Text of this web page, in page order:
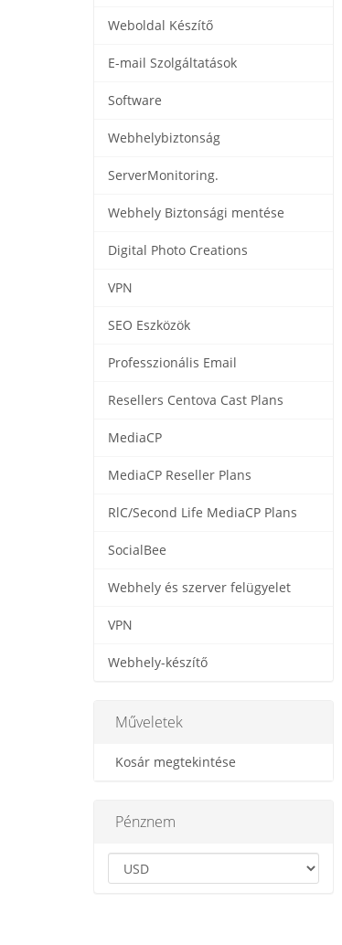
Weboldal Készítő
E-mail Szolgáltatások
Software
Webhelybiztonság
ServerMonitoring.
Webhely Biztonsági mentése
Digital Photo Creations
VPN
SEO Eszközök
Professzionális Email
Resellers Centova Cast Plans
MediaCP
MediaCP Reseller Plans
RlC/Second Life MediaCP Plans
SocialBee
Webhely és szerver felügyelet
VPN
Webhely-készítő
Műveletek
Kosár megtekintése
Pénznem